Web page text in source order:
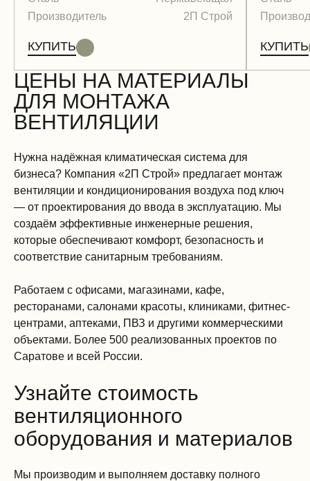
Производитель
2П Строй
КУПИТЬ КУПИТЬ
ЦЕНЫ НА МАТЕРИАЛЫ
ДЛЯ МОНТАЖА
ВЕНТИЛЯЦИИ
Нужна надёжная климатическая система для
бизнеса? Компания «2П Строй» предлагает монтаж
вентиляции и кондиционирования воздуха под ключ
— от проектирования до ввода в эксплуатацию. Мы
создаём эффективные инженерные решения,
которые обеспечивают комфорт, безопасность и
соответствие санитарным требованиям.
Работаем с офисами, магазинами, кафе,
ресторанами, салонами красоты, клиниками, фитнес-
центрами, аптеками, ПВЗ и другими коммерческими
объектами. Более 500 реализованных проектов по
Саратове и всей России.
Узнайте стоимость
вентиляционного
оборудования и материалов
Мы производим и выполняем доставку полного